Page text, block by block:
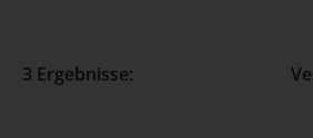
3 Ergebnisse: